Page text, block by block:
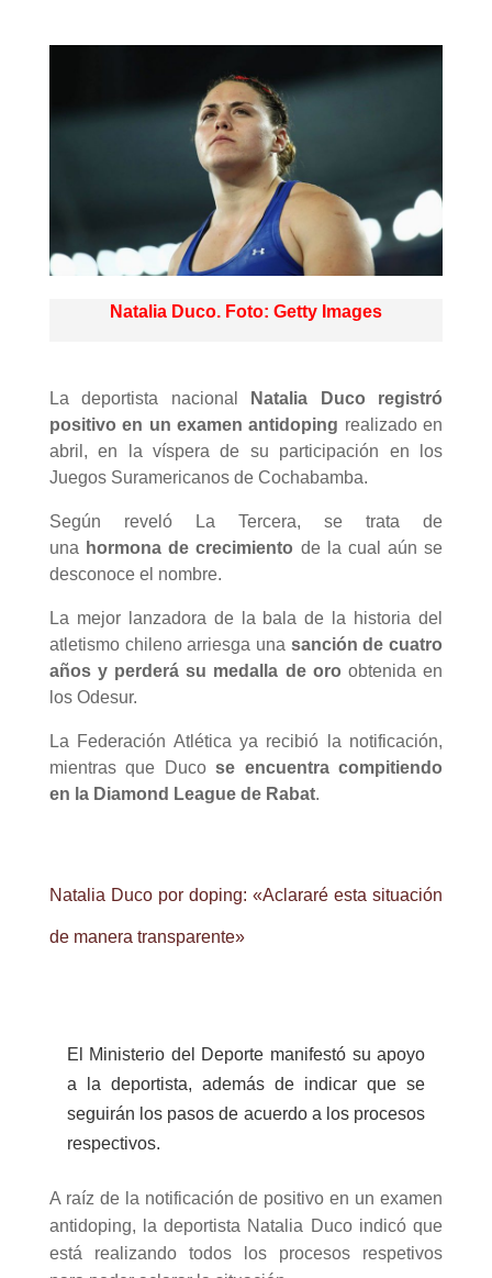
Natalia Duco. Foto: Getty Images
La deportista nacional
Natalia Duco registró
positivo en un examen antidoping realizado en
abril, en la víspera de su participación en los
Juegos Suramericanos de Cochabamba.
Según reveló La Tercera, se trata de
una hormona de crecimiento de la cual aún se
desconoce el nombre.
La mejor lanzadora de la bala de la historia del
atletismo chileno arriesga una sanción de cuatro
años y perderá su medalla de oroobtenida en
los Odesur.
La Federación Atlética ya recibió la notificación,
mientras que Ducose encuentra compitiendo
en la Diamond League de Rabat.
Natalia Duco por doping: «Aclararé esta situación
de manera transparente»
El Ministerio del Deporte manifestó su apoyo
a la deportista, además de indicar que se
seguirán los pasos de acuerdo a los procesos
respectivos.
A raíz de la notificación de positivo en un examen
antidoping, la deportista Natalia Duco indicó que
está realizando todos los procesos respetivos